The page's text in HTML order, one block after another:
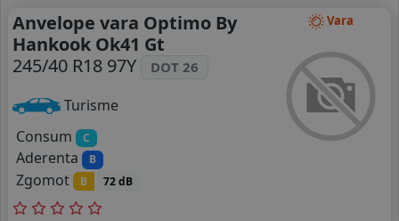
Vara
Anvelope vara Optimo By
Hankook Ok41 Gt
245/40 R18 97Y
DOT 26
Turisme
Consum
C
Aderenta B
Zgomot B 72 dB